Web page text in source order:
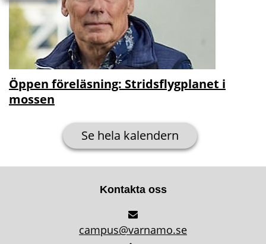
Öppen föreläsning: Stridsflygplanet i
mossen
Se hela kalendern
Kontakta oss
campus@varnamo.se